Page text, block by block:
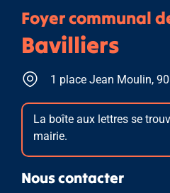
Foyer communal
Bavilliers
1 place Jean Moulin,
La boîte aux lettres se
mairie.
Nous contacter